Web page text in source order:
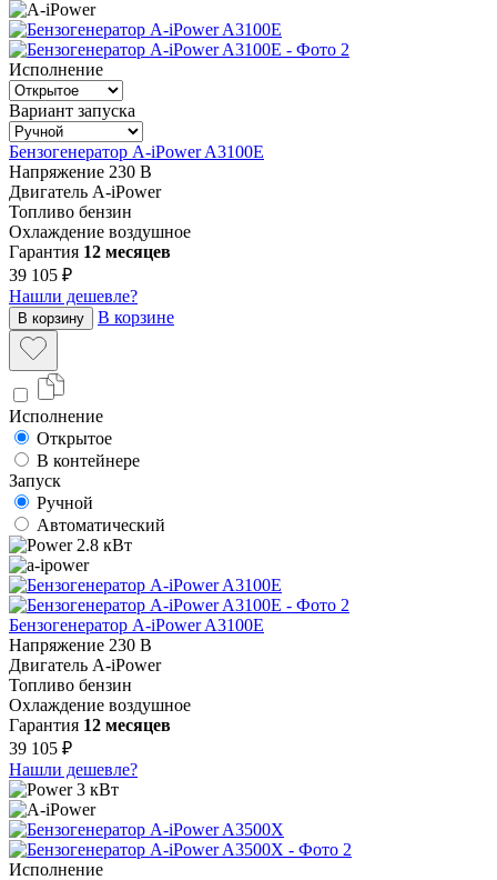
Исполнение
Вариант запуска
Бензогенератор A-iPower A3100E
Напряжение 230 В
Двигатель A-iPower
Топливо бензин
Охлаждение воздушное
Гарантия 12 месяцев
39 105 ₽
Нашли дешевле?
В корзину В корзине
Исполнение
Открытое
В контейнере
Запуск
Ручной
Автоматический
2.8 кВт
Бензогенератор A-iPower A3100E
Напряжение 230 В
Двигатель A-iPower
Топливо бензин
Охлаждение воздушное
Гарантия 12 месяцев
39 105 ₽
Нашли дешевле?
3 кВт
Исполнение